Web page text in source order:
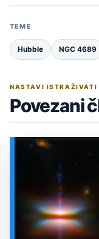
TEME
Hubble NGC 4689
NASTAVI ISTRAŽIVATI
Povezani